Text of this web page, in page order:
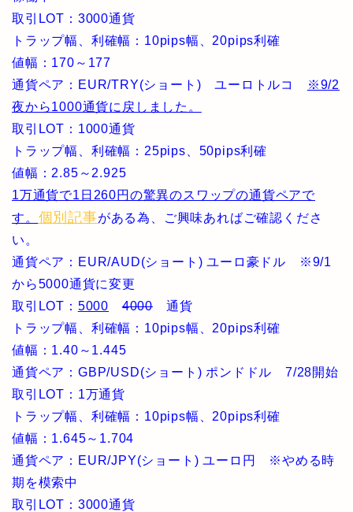
取引LOT：3000通貨
トラップ幅、利確幅：10pips幅、20pips利確
値幅：170～177
通貨ペア：EUR/TRY(ショート) ユーロトルコ
※9/2
夜から1000通貨に戻しました。
取引LOT：1000通貨
トラップ幅、利確幅：25pips、50pips利確
値幅：2.85～2.925
1万通貨で1日260円の驚異のスワップの通貨ペアで
す。 個別記事がある為、ご興味あればご確認くださ
い。
通貨ペア：EUR/AUD(ショート) ユーロ豪ドル ※9/1
から5000通貨に変更
取引LOT： 5000 4000 通貨
トラップ幅、利確幅：10pips幅、20pips利確
値幅：1.40～1.445
通貨ペア：GBP/USD(ショート) ポンドドル 7/28開始
取引LOT：1万通貨
トラップ幅、利確幅：10pips幅、20pips利確
値幅：1.645～1.704
通貨ペア：EUR/JPY(ショート) ユーロ円 ※やめる時
期を模索中
取引LOT：3000通貨